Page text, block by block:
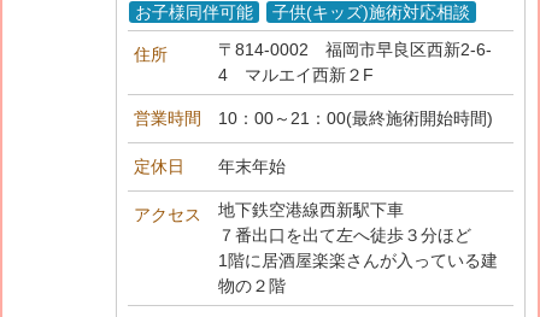
お子様同伴可能
子供(キッズ)施術対応相談
住所 〒814-0002 福岡市早良区西新2-6-
4 マルエイ西新２F
営業時間 10：00～21：00(最終施術開始時間)
定休日 年末年始
アクセス
地下鉄空港線西新駅下車
７番出口を出て左へ徒歩３分ほど
1階に居酒屋楽楽さんが入っている建
物の２階